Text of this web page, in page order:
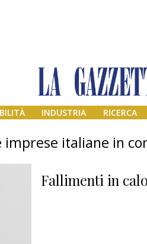
INDUSTRIA RICERCA
imprese italiane in
Fallimenti in calo